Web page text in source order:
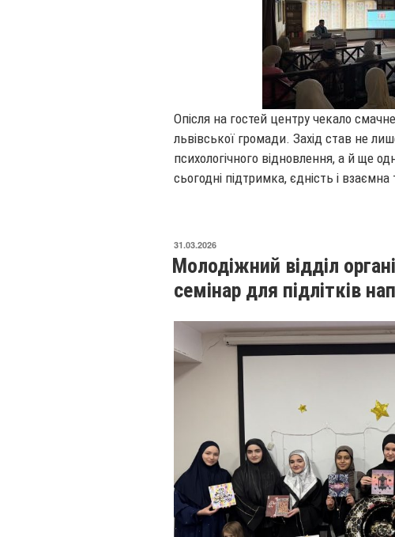
Опісля на гостей центру чекало
львівської громади. Захід став не
психологічного відновлення, а й ще
сьогодні підтримка, єдність і взаємна
31.03.2026
Молодіжний відділ
семінар для підлітків